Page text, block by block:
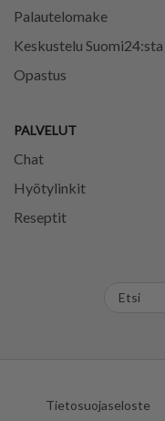
Palautelomake
Keskustelu Suomi24:sta
Opastus
PALVELUT
Chat
Hyötylinkit
Reseptit
Tietosuojaseloste